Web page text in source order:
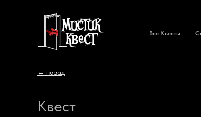
Все Квесты
← назад
Квест